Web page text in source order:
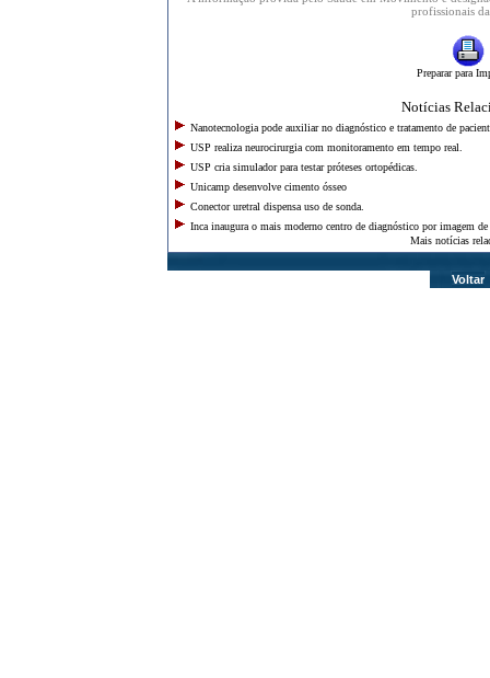
profissionais
Preparar para
Notícias
Nanotecnologia pode auxiliar no diagnóstico e tratamento de
USP realiza neurocirurgia com monitoramento em tempo real.
USP cria simulador para testar próteses ortopédicas.
Unicamp desenvolve cimento ósseo
Conector uretral dispensa uso de sonda.
Inca inaugura o mais moderno centro de diagnóstico por imagem
Mais notícias
Voltar